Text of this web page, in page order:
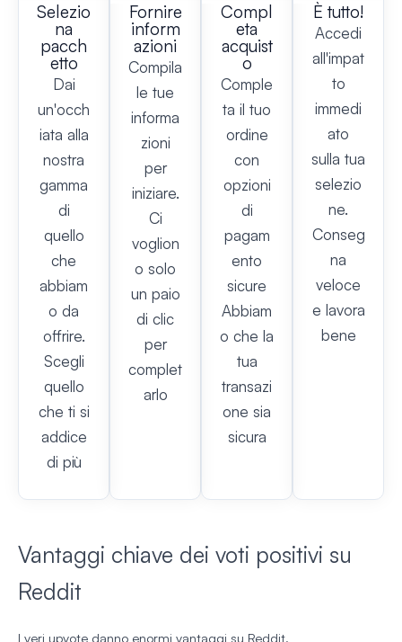
Selezio
na
pacch
etto
Dai
un'occh
iata alla
nostra
gamma
di
quello
che
abbiam
o da
offrire.
Scegli
quello
che ti si
addice
di più
Fornire
inform
azioni
Compila
le tue
informa
zioni
per
iniziare.
Ci
voglion
o solo
un paio
di clic
per
complet
arlo
Compl
eta
acquist
o
Comple
ta il tuo
ordine
con
opzioni
di
pagam
ento
sicure
Abbiam
o che la
tua
transazi
one sia
sicura
È tutto!
Accedi
all'impat
to
immedi
ato
sulla tua
selezio
ne.
Conseg
na
veloce
e lavora
bene
Vantaggi chiave dei voti positivi su
Reddit
I veri upvote danno enormi vantaggi su Reddit.